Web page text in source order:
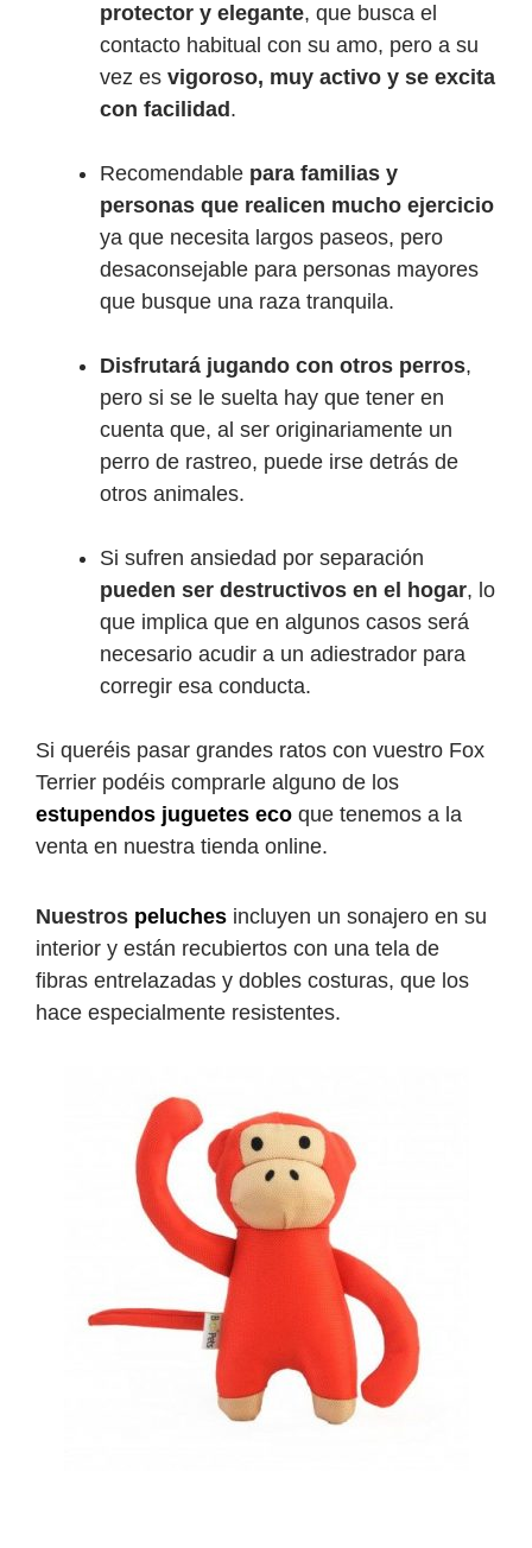
protector y elegante, que busca el
contacto habitual con su amo, pero a su
vez es vigoroso, muy activo y se excita
con facilidad .
Recomendable para familias y
personas que realicen mucho ejercicio
ya que necesita largos paseos, pero
desaconsejable para personas mayores
que busque una raza tranquila.
Disfrutará jugando con otros perros,
pero si se le suelta hay que tener en
cuenta que, al ser originariamente un
perro de rastreo, puede irse detrás de
otros animales.
Si sufren ansiedad por separación
pueden ser destructivos en el hogar, lo
que implica que en algunos casos será
necesario acudir a un adiestrador para
corregir esa conducta.
Si queréis pasar grandes ratos con vuestro Fox
Terrier podéis comprarle alguno de los
estupendos juguetes eco que tenemos a la
venta en nuestra tienda online.
Nuestros peluches incluyen un sonajero en su
interior y están recubiertos con una tela de
fibras entrelazadas y dobles costuras, que los
hace especialmente resistentes.